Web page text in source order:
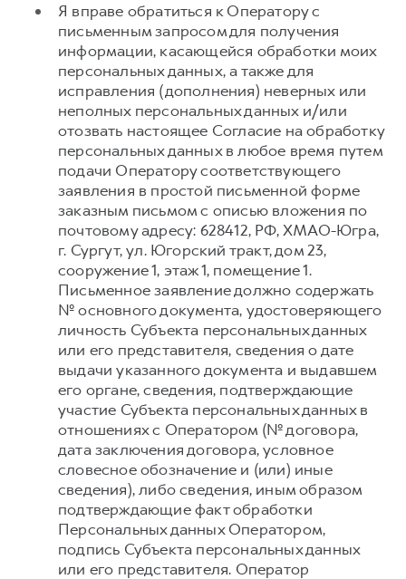
Я вправе обратиться к Оператору с
письменным запросом для получения
информации, касающейся обработки моих
персональных данных, а также для
исправления (дополнения) неверных или
неполных персональных данных и/или
отозвать настоящее Согласие на обработку
персональных данных в любое время путем
подачи Оператору соответствующего
заявления в простой письменной форме
заказным письмом с описью вложения по
почтовому адресу: 628412, РФ, ХМАО-Югра,
г. Сургут, ул. Югорский тракт, дом 23,
сооружение 1, этаж 1, помещение 1.
Письменное заявление должно содержать
№ основного документа, удостоверяющего
личность Субъекта персональных данных
или его представителя, сведения о дате
выдачи указанного документа и выдавшем
его органе, сведения, подтверждающие
участие Субъекта персональных данных в
отношениях с Оператором (№ договора,
дата заключения договора, условное
словесное обозначение и (или) иные
сведения), либо сведения, иным образом
подтверждающие факт обработки
Персональных данных Оператором,
подпись Субъекта персональных данных
или его представителя. Оператор